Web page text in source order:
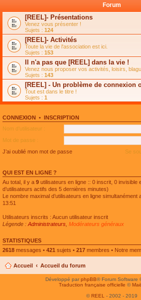
s
s
a
g
e
n
o
n
l
u
l
e
p
l
u
s
é
c
e
n
t
l
e
m
e
s
s
a
g
e
n
o
n
l
u
l
e
l
u
s
é
e
l
t
e
r
l
e
m
e
s
s
a
g
e
n
o
n
u
l
e
l
s
e
n
t
Forum
[REEL]- Présentations
Venez vous présenter !
Sujets : 124
[REEL]- Activités
Toute la vie de l'association est ici.
Sujets : 153
Il n'a pas que [REEL] dans la vie !
Venez nous proposer vos activités, loisirs,
Sujets : 143
[REEL] - Un problème de connexion
Tout est dans le titre !
Sujets : 1
CONNEXION • INSCRIPTION
Nom d’utilisateur :
Mot de passe :
J’ai oublié mon mot de passe
Se
QUI EST EN LIGNE ?
Au total, il y a 9 utilisateurs en ligne :: 0 inscrit, 0 invisible
d’utilisateurs actifs des 5 dernières minutes)
Le nombre maximal d’utilisateurs en ligne simultanément
13:51
Utilisateurs inscrits : Aucun utilisateur inscrit
Légende : Administrateurs Modérateurs généraux
STATISTIQUES
2618 messages • 421 sujets • 217 membres • Notre
Accueil Accueil du forum
Développé parphpBB® Forum Software
Traduction française officielle ©
© REEL - 2002 - 2019